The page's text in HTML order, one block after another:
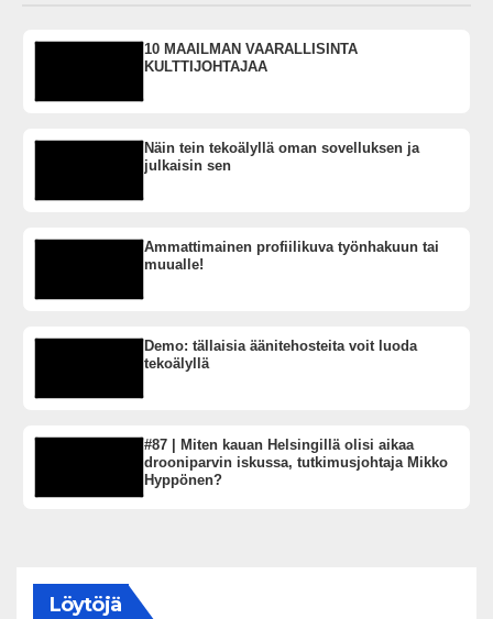
10 MAAILMAN VAARALLISINTA
KULTTIJOHTAJAA
Näin tein tekoälyllä oman sovelluksen ja
julkaisin sen
Ammattimainen profiilikuva työnhakuun tai
muualle!
Demo: tällaisia äänitehosteita voit luoda
tekoälyllä
#87 | Miten kauan Helsingillä olisi aikaa
drooniparvin iskussa, tutkimusjohtaja Mikko
Hyppönen?
Löytöjä